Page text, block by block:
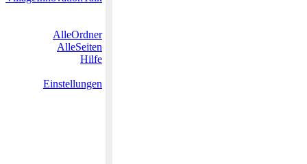
AlleOrdner
AlleSeiten
Hilfe
Einstellungen